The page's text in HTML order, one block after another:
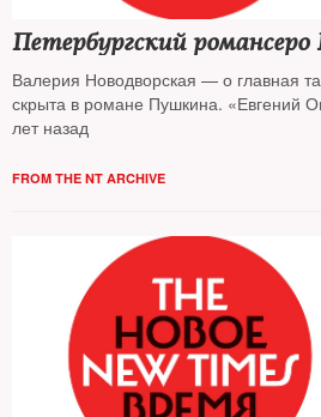
Петербургский романсеро
Валерия Новодворская — о главная
скрыта в романе Пушкина. «Евгений
лет назад
FROM THE NT ARCHIVE